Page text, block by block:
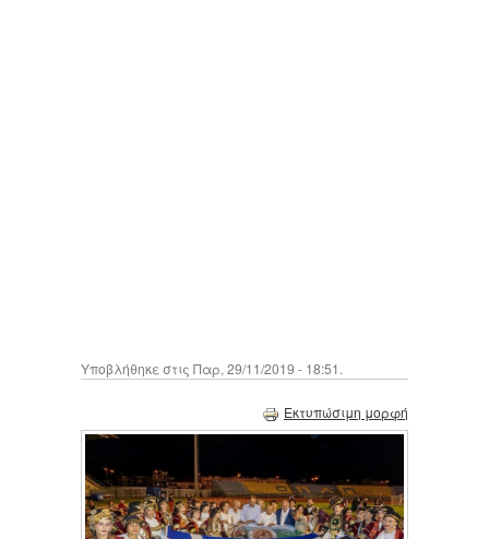
Υποβλήθηκε στις Παρ, 29/11/2019 - 18:51.
Εκτυπώσιμη μορφή